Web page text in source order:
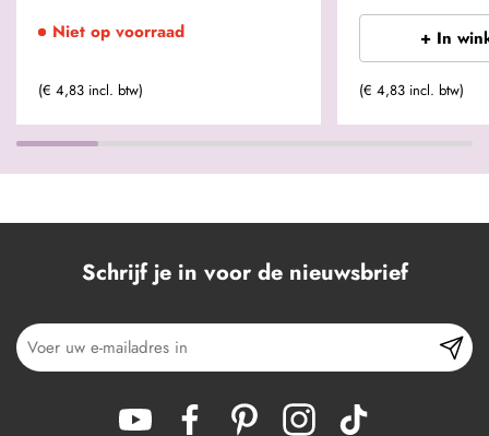
Niet op voorraad
(€ 4,83 incl. btw)
+ In
(€ 4,83 incl. btw)
Schrijf je in voor de nieuwsbrief